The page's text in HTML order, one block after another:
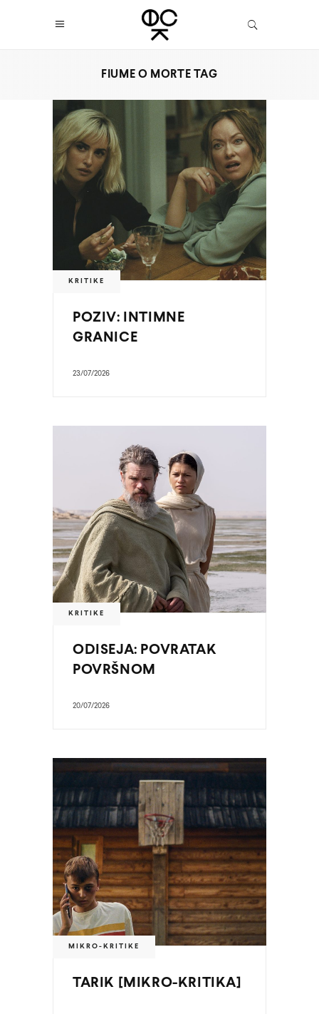
FIUME O MORTE TAG
KRITIKE
POZIV: INTIMNE
GRANICE
23/07/2026
KRITIKE
ODISEJA: POVRATAK
POVRŠNOM
20/07/2026
MIKRO-KRITIKE
TARIK [MIKRO-KRITIKA]